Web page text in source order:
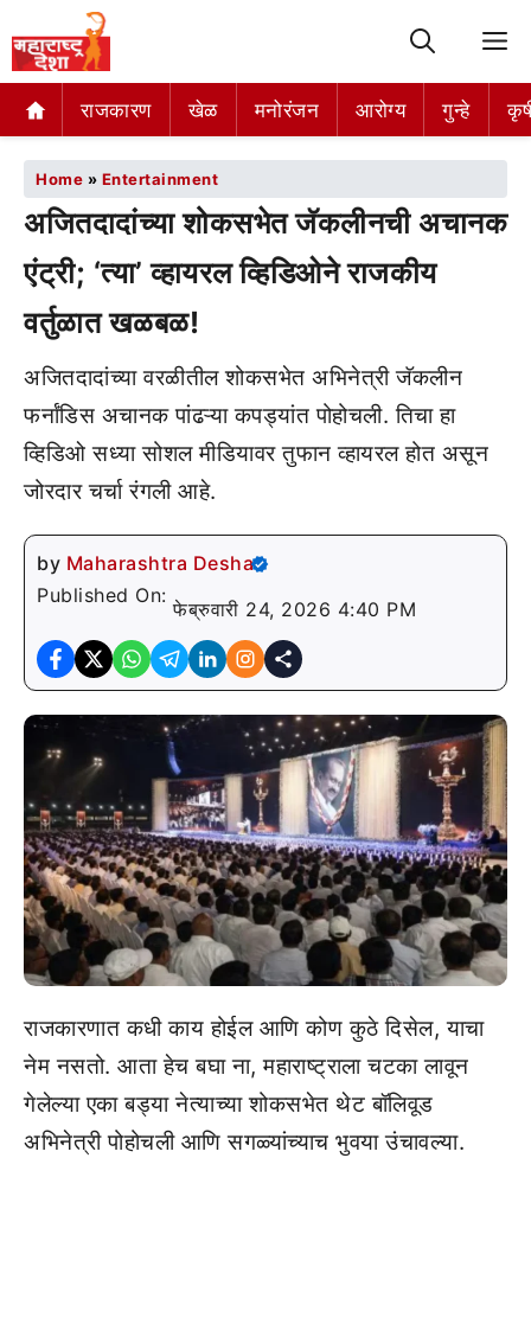
राजकारण खेळ मनोरंजन आरोग्य गुन्हे
Home » Entertainment
अजितदादांच्या शोकसभेत जॅकलीनची अचानक
एंट्री; ‘त्या’ व्हायरल व्हिडिओने राजकीय
वर्तुळात खळबळ!
अजितदादांच्या वरळीतील शोकसभेत अभिनेत्री जॅकलीन
फर्नांडिस अचानक पांढऱ्या कपड्यांत पोहोचली. तिचा हा
व्हिडिओ सध्या सोशल मीडियावर तुफान व्हायरल होत असून
जोरदार चर्चा रंगली आहे.
by Maharashtra Desha
Published On:
फेब्रुवारी 24, 2026 4:40 PM
राजकारणात कधी काय होईल आणि कोण कुठे दिसेल, याचा
नेम नसतो. आता हेच बघा ना, महाराष्ट्राला चटका लावून
गेलेल्या एका बड्या नेत्याच्या शोकसभेत थेट बॉलिवूड
अभिनेत्री पोहोचली आणि सगळ्यांच्याच भुवया उंचावल्या.